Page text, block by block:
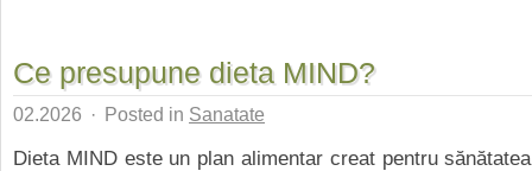
Ce presupune dieta MIND?
02.2026 · Posted in Sanatate
Dieta MIND este un plan alimentar creat pentru